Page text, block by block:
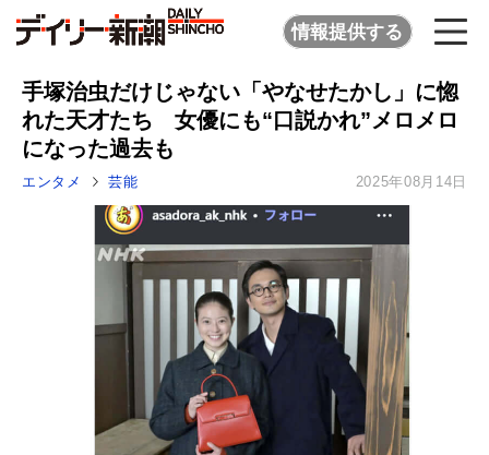
情報提供する
手塚治虫だけじゃない「やなせたかし」に惚
れた天才たち 女優にも“口説かれ”メロメロ
になった過去も
エンタメ 芸能 2025年08月14日